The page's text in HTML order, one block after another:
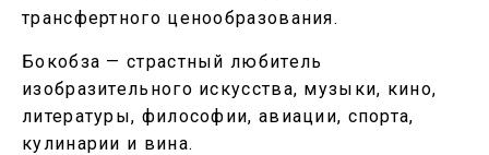
трансфертного ценообразования.
Бокобза — страстный любитель
изобразительного искусства, музыки, кино,
литературы, философии, авиации, спорта,
кулинарии и вина.